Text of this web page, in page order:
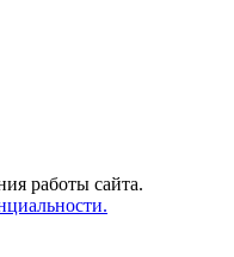
работы сайта.